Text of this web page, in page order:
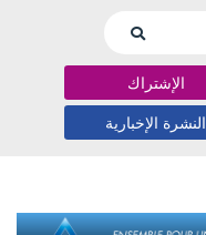
الإشتراك
النشرة الإخبارية